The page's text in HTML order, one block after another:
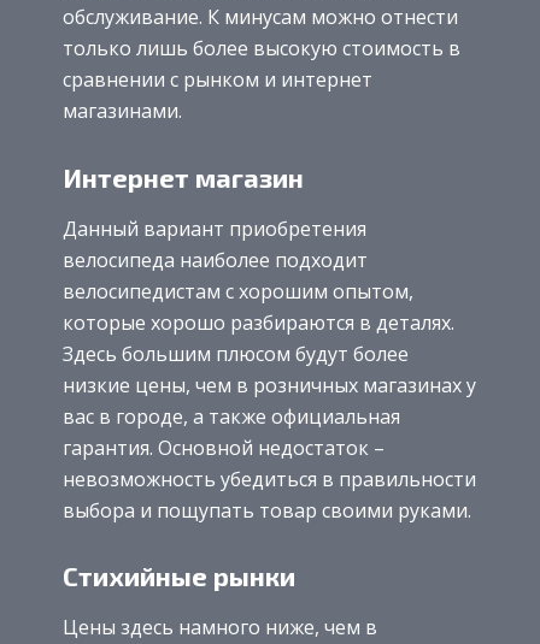
обслуживание. К минусам можно отнести
только лишь более высокую стоимость в
сравнении с рынком и интернет
магазинами.
Интернет магазин
Данный вариант приобретения
велосипеда наиболее подходит
велосипедистам с хорошим опытом,
которые хорошо разбираются в деталях.
Здесь большим плюсом будут более
низкие цены, чем в розничных магазинах у
вас в городе, а также официальная
гарантия. Основной недостаток –
невозможность убедиться в правильности
выбора и пощупать товар своими руками.
Стихийные рынки
Цены здесь намного ниже, чем в